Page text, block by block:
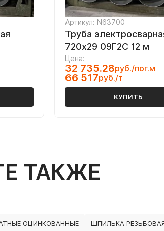
Артикул: N63700
Труба
720х29 09Г2С 12 м
Цена:
32 735.28руб./пог.м
66 517руб./т
КУПИТЬ
ТАКЖЕ
ОЦИНКОВАННЫЕ ШПИЛЬКА